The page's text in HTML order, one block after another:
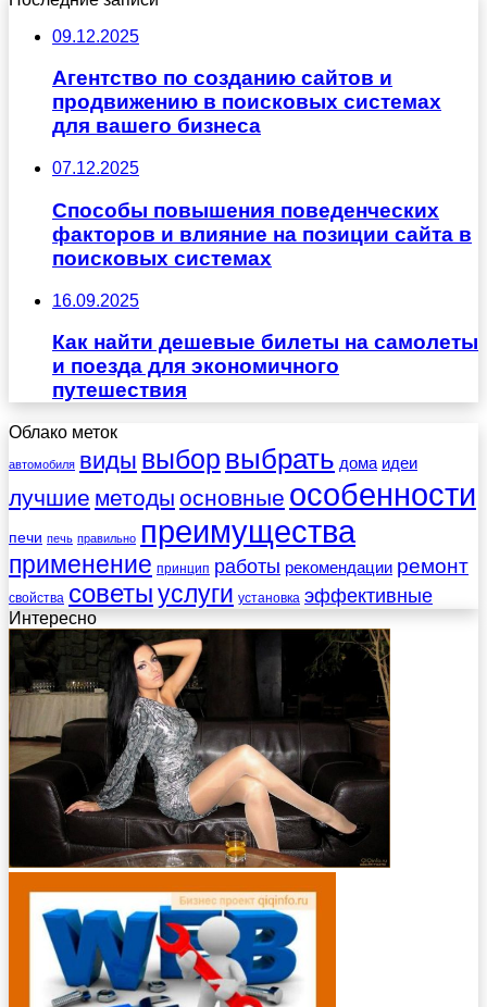
09.12.2025
Агентство по созданию сайтов и
продвижению в поисковых системах
для вашего бизнеса
07.12.2025
Способы повышения поведенческих
факторов и влияние на позиции сайта в
поисковых системах
16.09.2025
Как найти дешевые билеты на самолеты
и поезда для экономичного
путешествия
Облако меток
автомобиля виды выбор выбрать дома идеи
лучшие методы основные особенности
печи печь правильно преимущества
применение принцип работы рекомендации ремонт
свойства советыуслуги установка эффективные
Интересно